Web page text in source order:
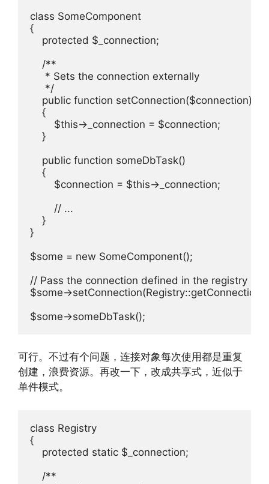
class SomeComponent
{
    protected $_connection;
    /**
     * Sets the connection externally
     */
    public function setConnection($connection)
    {
        $this->_connection = $connection;
    }
    public function someDbTask()
    {
        $connection = $this->_connection;
        // ...
    }
}
$some = new SomeComponent();
// Pass the connection defined in the registry
$some-
可行。不过有个问题，连接对象每次使用都是重复
创建，浪费资源。再改一下，改成共享式，近似于
单件模式。
class Registry
{
    protected static $_connection;
    /**